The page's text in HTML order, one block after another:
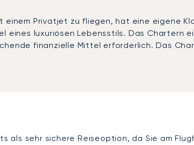
Privatjet zu fliegen, hat eine eigene
eines luxuriösen Lebensstils. Das
finanzielle Mittel erforderlich. Das
als sehr sichere Reiseoption, da Sie am